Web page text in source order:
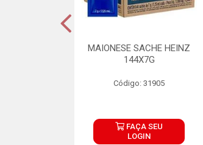
MAIONESE SACHE HEINZ
144X7G
Código: 31905
FAÇA SEU
LOGIN